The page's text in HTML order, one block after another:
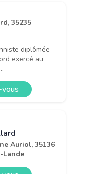
35235
diplômée
exercé au
vous
Auriol, 35136
Lande